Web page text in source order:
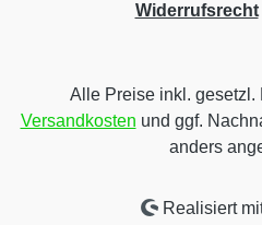
Widerrufsrecht
Alle Preise inkl. gesetzl.
Versandkosten und ggf.
anders
Realisiert